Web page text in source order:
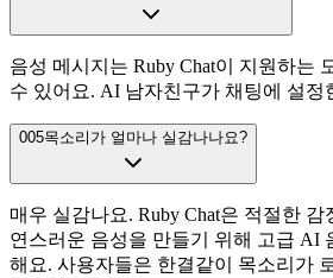
음성 메시지는 Ruby Chat이 지원하는
수 있어요. AI 남자친구가 채팅에 설정
005목소리가 얼마나 실감나나요?
매우 실감나요. Ruby Chat은 적절한
연스러운 음성을 만들기 위해 고급 AI
해요. 사용자들은 한결같이 목소리가